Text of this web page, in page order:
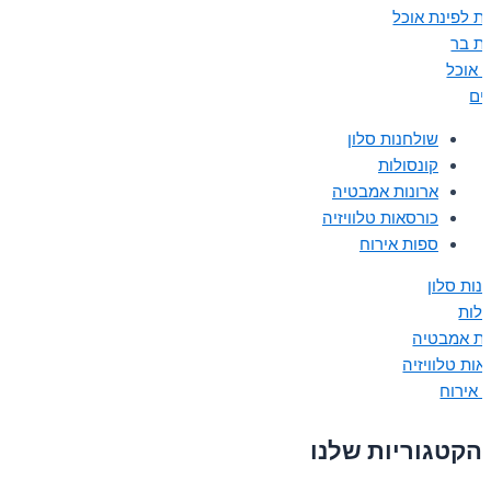
לפינת אוכל
בר
אוכל
שולחנות סלון
קונסולות
ארונות אמבטיה
כורסאות טלוויזיה
ספות אירוח
סלון
אמבטיה
טלוויזיה
אירוח
הקטגוריות שלנו